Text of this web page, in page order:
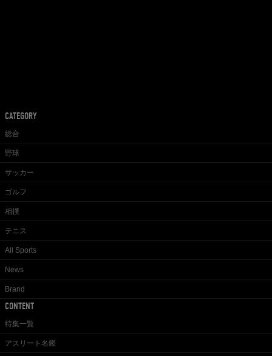
CATEGORY
総合
野球
サッカー
ゴルフ
相撲
テニス
All Sports
News
Brand
CONTENT
特集一覧
アスリート名鑑